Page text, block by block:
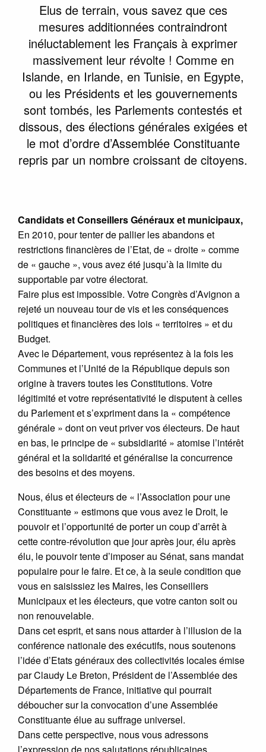
Elus de terrain, vous savez que ces
mesures additionnées contraindront
inéluctablement les Français à exprimer
massivement leur révolte ! Comme en
Islande, en Irlande, en Tunisie, en Egypte,
ou les Présidents et les gouvernements
sont tombés, les Parlements contestés et
dissous, des élections générales exigées et
le mot d’ordre d’Assemblée Constituante
repris par un nombre croissant de citoyens.
Candidats et Conseillers Généraux et municipaux,
En 2010, pour tenter de pallier les abandons et
restrictions financières de l’Etat, de « droite » comme
de « gauche », vous avez été jusqu’à la limite du
supportable par votre électorat.
Faire plus est impossible. Votre Congrès d’Avignon a
rejeté un nouveau tour de vis et les conséquences
politiques et financières des lois « territoires » et du
Budget.
Avec le Département, vous représentez à la fois les
Communes et l’Unité de la République depuis son
origine à travers toutes les Constitutions. Votre
légitimité et votre représentativité le disputent à celles
du Parlement et s’expriment dans la « compétence
générale » dont on veut priver vos électeurs. De haut
en bas, le principe de « subsidiarité » atomise l’intérêt
général et la solidarité et généralise la concurrence
des besoins et des moyens.
Nous, élus et électeurs de « l’Association pour une
Constituante » estimons que vous avez le Droit, le
pouvoir et l’opportunité de porter un coup d’arrêt à
cette contre-révolution que jour après jour, élu après
élu, le pouvoir tente d’imposer au Sénat, sans mandat
populaire pour le faire. Et ce, à la seule condition que
vous en saisissiez les Maires, les Conseillers
Municipaux et les électeurs, que votre canton soit ou
non renouvelable.
Dans cet esprit, et sans nous attarder à l’illusion de la
conférence nationale des exécutifs, nous soutenons
l’idée d’Etats généraux des collectivités locales émise
par Claudy Le Breton, Président de l’Assemblée des
Départements de France, initiative qui pourrait
déboucher sur la convocation d’une Assemblée
Constituante élue au suffrage universel.
Dans cette perspective, nous vous adressons
l’expression de nos salutations républicaines.